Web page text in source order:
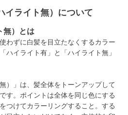
イライト無）について
無）とは
わずに白髪を目立たなくするカラー
ハイライト有」と「ハイライト無」
）」は、髪全体をトーンアップして
す。ポイントは全体を同じ色にする
つけてカラーリングすること。する